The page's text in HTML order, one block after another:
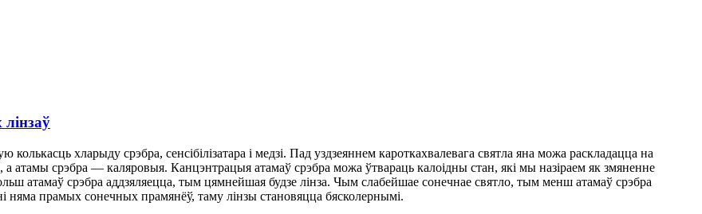
хларыду срэбра, сенсібілізатара і медзі. Пад уздзеяннем кароткахвалевага святла яна можа раскладацца на
атамы срэбра — каляровыя. Канцэнтрацыя атамаў срэбра можа ўтвараць калоідны стан, які мы назіраем як змяненне
атамаў срэбра аддзяляецца, тым цямнейшая будзе лінза. Чым слабейшае сонечнае святло, тым менш атамаў срэбра
няма прамых сонечных прамянёў, таму лінзы становяцца бясколернымі.